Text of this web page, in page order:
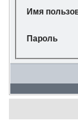
Имя
Пароль